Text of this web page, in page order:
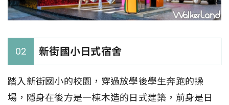
02 新街國小日式宿舍
踏入新街國小的校園，穿過放學後學生奔跑的操
場，隱身在後方是一棟木造的日式建築，前身是日